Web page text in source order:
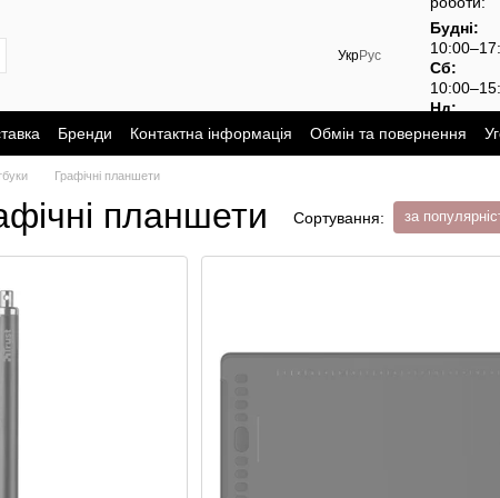
УкрРус
Будні:
Сб:
Нд:
вихідний
Бренди Контактна інформація Обмін та повернення
Графічні планшети
планшети Сортування: за